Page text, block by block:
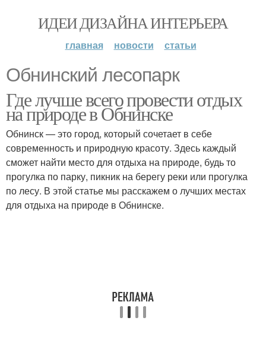
ИДЕИ ДИЗАЙНА ИНТЕРЬЕРА
главная новости статьи
Обнинский лесопарк
Где лучше всего провести отдых
на природе в Обнинске
Обнинск — это город, который сочетает в себе
современность и природную красоту. Здесь каждый
сможет найти место для отдыха на природе, будь то
прогулка по парку, пикник на берегу реки или прогулка
по лесу. В этой статье мы расскажем о лучших местах
для отдыха на природе в Обнинске.